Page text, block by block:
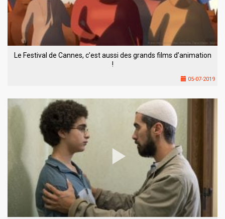
Le Festival de Cannes, c’est aussi des grands films d’animation
!
05-07-2019